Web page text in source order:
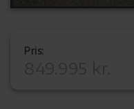
Pris: